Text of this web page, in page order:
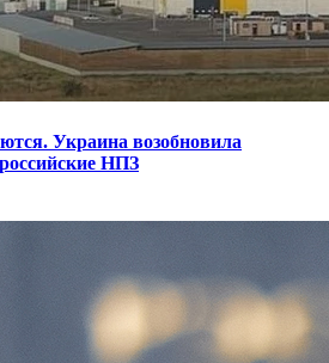
Украина возобновила
НПЗ